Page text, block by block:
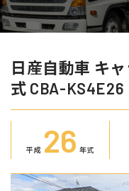
日産自動車 キ
式 CBA-KS4E26
平成 26 年式